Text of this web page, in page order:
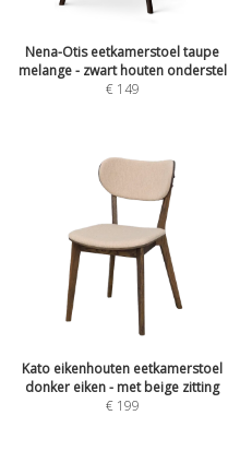
Nena-Otis eetkamerstoel taupe
melange - zwart houten onderstel
€ 149
Kato eikenhouten eetkamerstoel
donker eiken - met beige zitting
€ 199